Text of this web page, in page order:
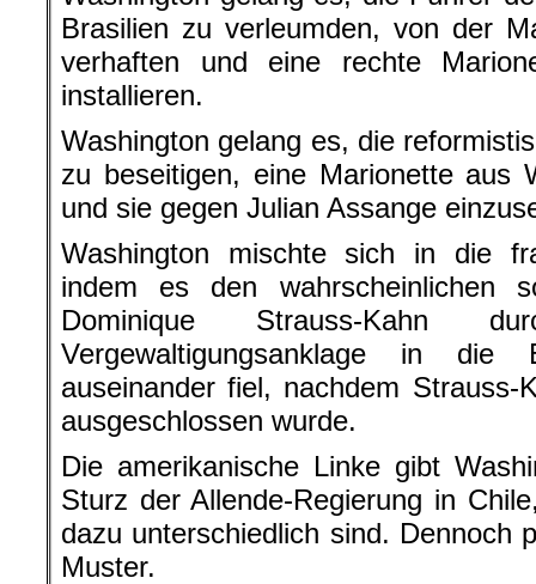
Brasilien zu verleumden, von der
verhaften und eine rechte
installieren.
Washington gelang es, die
zu beseitigen, eine Marionette aus
und sie gegen Julian Assange
Washington mischte sich in die
indem es den wahrscheinlichen
Dominique Strauss-Kahn
Vergewaltigungsanklage in
auseinander fiel, nachdem Strauss-
ausgeschlossen wurde.
Die amerikanische Linke gibt
Sturz der Allende-Regierung in
dazu unterschiedlich sind. Dennoch
Muster.